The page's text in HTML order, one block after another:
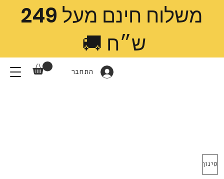
התחבר
משלוח חינם מעל 249
ש״ח 🚚
סינון